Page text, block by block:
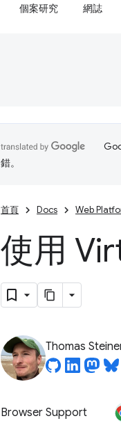
個案研究 網誌
錯。
首頁 Docs Web
使用
Thomas
Browser Support